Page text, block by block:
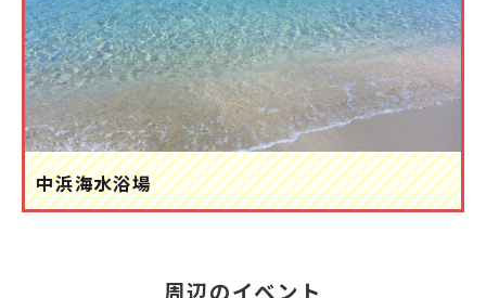
中浜海水浴場
周辺のイベント